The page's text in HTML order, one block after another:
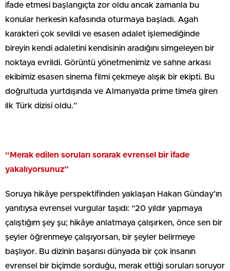
ifade etmesi başlangıçta zor oldu ancak zamanla bu
konular herkesin kafasında oturmaya başladı. Agah
karakteri çok sevildi ve esasen adalet işlemediğinde
bireyin kendi adaletini kendisinin aradığını simgeleyen bir
noktaya evrildi. Görüntü yönetmenimiz ve sahne arkası
ekibimiz esasen sinema filmi çekmeye alışık bir ekipti. Bu
doğrultuda yurtdışında ve Almanya’da prime time’a giren
ilk Türk dizisi oldu.”
“Merak edilen soruları sorarak evrensel bir ifade
yakalıyorsunuz”
Soruya hikâye perspektifinden yaklaşan Hakan Günday’ın
yanıtıysa evrensel vurgular taşıdı: “20 yıldır yapmaya
çalıştığım şey şu; hikâye anlatmaya çalışırken, önce sen bir
şeyler öğrenmeye çalışıyorsan, bir şeyler belirmeye
başlıyor. Bu dizinin başarısı dünyada bir çok insanın
evrensel bir biçimde sorduğu, merak ettiği soruları soruyor